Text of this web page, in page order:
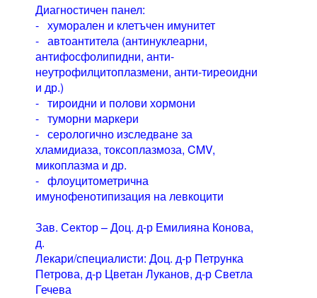
Диагностичен панел:
- хуморален и клетъчен имунитет
- автоантитела (антинуклеарни,
антифосфолипидни, анти-
неутрофилцитоплазмени, анти-тиреоидни
и др.)
- тироидни и полови хормони
- туморни маркери
- серологично изследване за
хламидиаза, токсоплазмоза, CMV,
микоплазма и др.
- флоуцитометрична
имунофенотипизация на левкоцити
Зав. Сектор – Доц. д-р Емилияна Конова,
д.
Лекари/специалисти: Доц. д-р Петрунка
Петрова, д-р Цветан Луканов, д-р Светла
Гечева